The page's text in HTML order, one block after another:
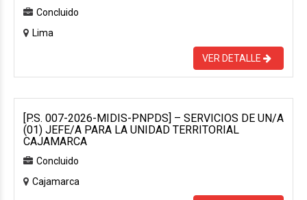
Concluido
Lima
VER DETALLE
[P.S. 007-2026-MIDIS-PNPDS] – SERVICIOS DE UN/A
(01) JEFE/A PARA LA UNIDAD TERRITORIAL
CAJAMARCA
Concluido
Cajamarca